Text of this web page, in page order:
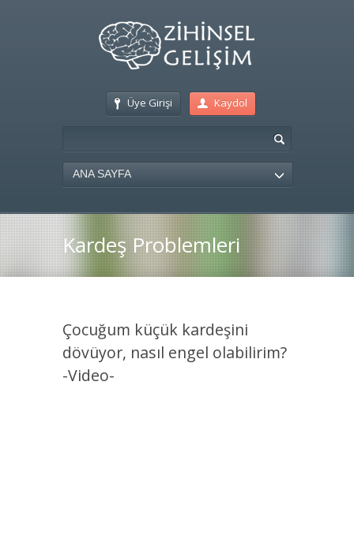
Üye Girişi Kaydol
ANA SAYFA
Kardeş Problemleri
Çocuğum küçük kardeşini
dövüyor, nasıl engel olabilirim?
-Video-